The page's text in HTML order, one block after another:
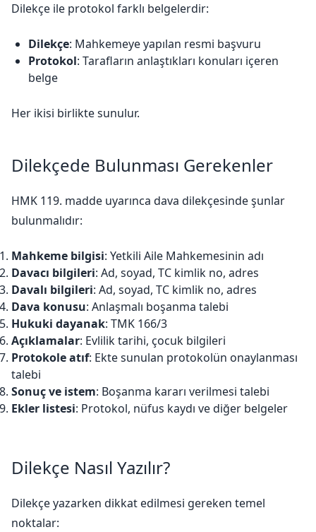
Dilekçe ile protokol farklı belgelerdir:
Dilekçe: Mahkemeye yapılan resmi başvuru
Protokol: Tarafların anlaştıkları konuları içeren
belge
Her ikisi birlikte sunulur.
Dilekçede Bulunması Gerekenler
HMK 119. madde uyarınca dava dilekçesinde şunlar
bulunmalıdır:
Mahkeme bilgisi: Yetkili Aile Mahkemesinin adı
Davacı bilgileri: Ad, soyad, TC kimlik no, adres
Davalı bilgileri: Ad, soyad, TC kimlik no, adres
Dava konusu: Anlaşmalı boşanma talebi
Hukuki dayanak: TMK 166/3
Açıklamalar: Evlilik tarihi, çocuk bilgileri
Protokole atıf: Ekte sunulan protokolün onaylanması
talebi
Sonuç ve istem: Boşanma kararı verilmesi talebi
Ekler listesi: Protokol, nüfus kaydı ve diğer belgeler
Dilekçe Nasıl Yazılır?
Dilekçe yazarken dikkat edilmesi gereken temel
noktalar: